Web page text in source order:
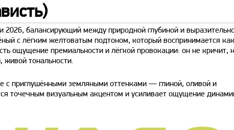
балансирующий между природной глубиной и
с лёгким желтоватым подтоном, который воспринимается как
ощущение премиальности и лёгкой провокации: он не кричит,
живой тональности.
с приглушёнными земляными оттенками — глиной, оливой и
точечным визуальным акцентом и усиливает ощущение